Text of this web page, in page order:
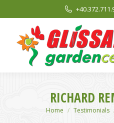
RICHARD
You are here:
Home Testimonials